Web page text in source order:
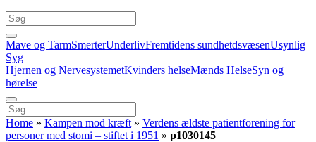
Mave og TarmSmerterUnderlivFremtidens sundhetdsvæsenUsynlig
Syg
Hjernen og NervesystemetKvinders helseMænds HelseSyn og
hørelse
Home » Kampen mod kræft » Verdens ældste patientforening for
personer med stomi – stiftet i 1951 » p1030145